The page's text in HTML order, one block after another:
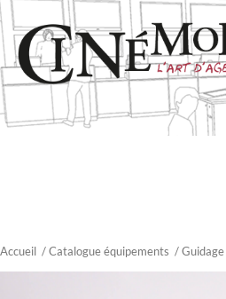
Accueil / Catalogue équipements /Guidage